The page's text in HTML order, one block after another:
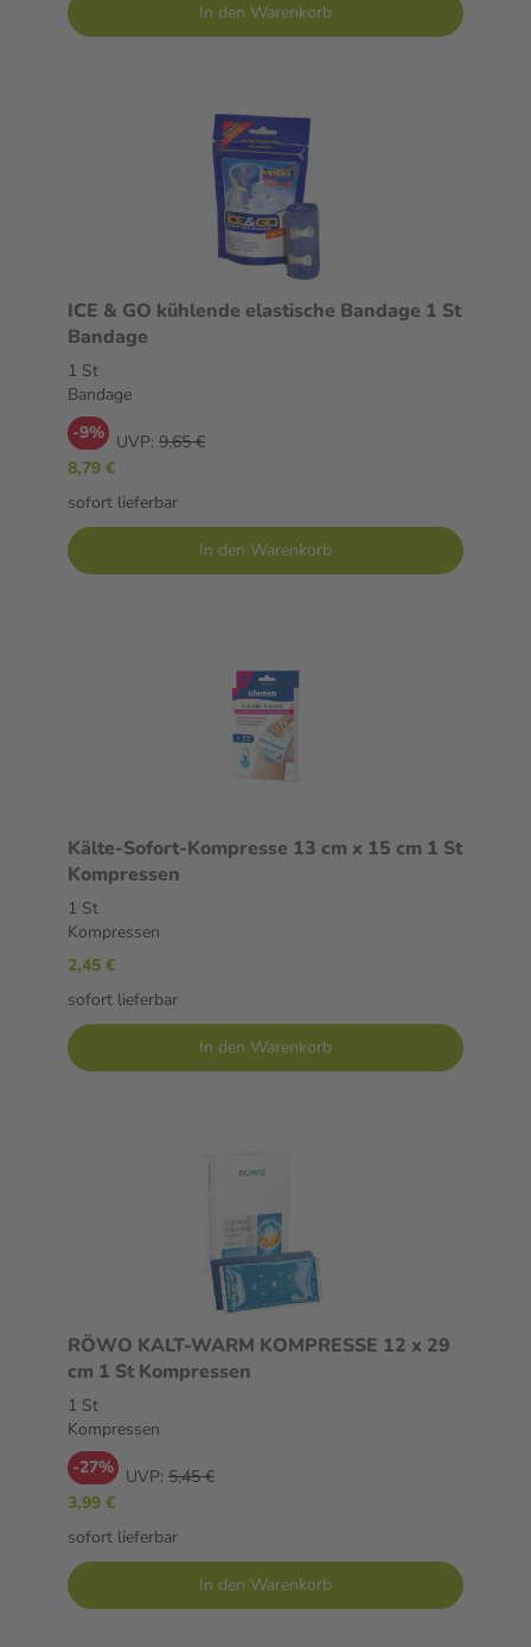
In den Warenkorb
ICE & GO kühlende elastische Bandage 1 St
Bandage
1 St
Bandage
-9% UVP: 9,65 €
8,79 €
sofort lieferbar
In den Warenkorb
Kälte-Sofort-Kompresse 13 cm x 15 cm 1 St
Kompressen
1 St
Kompressen
2,45 €
sofort lieferbar
In den Warenkorb
RÖWO KALT-WARM KOMPRESSE 12 x 29
cm 1 St Kompressen
1 St
Kompressen
-27% UVP: 5,45 €
3,99 €
sofort lieferbar
In den Warenkorb